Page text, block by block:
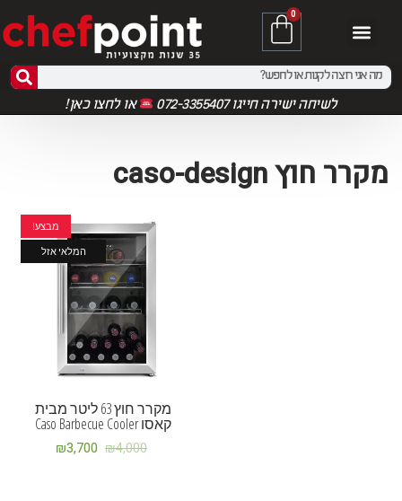
0
לשיחה ישירה חייגו 072-3355407 אולחצו כאן!
מקרר חוץ caso-design
מבצע!
המלאי אזל
מקרר חוץ 63 ליטר מבית
קאסו Caso Barbecue Cooler
₪4,000
₪3,700